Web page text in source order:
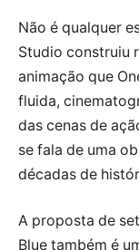
Não é qualquer
Studio construiu
animação que
fluida,
das cenas de
se fala de uma
décadas de
A proposta de
Blue também é